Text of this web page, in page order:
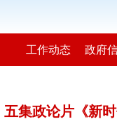
工作动态 政府
五集政论片《新